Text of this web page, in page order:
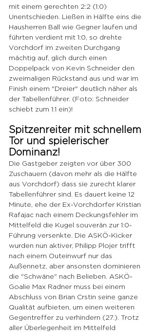
mit einem gerechten 2:2 (1:0)
Unentschieden. Ließen in Hälfte eins die
Hausherren Ball wie Gegner laufen und
führten verdient mit 1:0, so drehte
Vorchdorf im zweiten Durchgang
mächtig auf, glich durch einen
Doppelpack von Kevin Schneider den
zweimaligen Rückstand aus und war im
Finish einem "Dreier" deutlich näher als
der Tabellenführer. (Foto: Schneider
schiebt zum 1:1 ein)!
Spitzenreiter mit schnellem
Tor und spielerischer
Dominanz!
Die Gastgeber zeigten vor über 300
Zuschauern (davon mehr als die Hälfte
aus Vorchdorf) dass sie zurecht klarer
Tabellenführer sind. Es dauert keine 12
Minute, ehe der Ex-Vorchdorfer Kristian
Rafajac nach einem Deckungsfehler im
Mittelfeld die Kugel souverän zur 1:0-
Führung versenkte. Die ASKÖ-Kicker
wurden nun aktiver, Philipp Plojer trifft
nach einem Outeinwurf nur das
Außennetz, aber ansonsten dominieren
die "Schwäne" nach Belieben. ASKÖ-
Goalie Max Radner muss bei einem
Abschluss von Brian Crstin seine ganze
Qualität aufbieten, um einen weiteren
Gegentreffer zu verhindern (27.). Trotz
aller Überlegenheit im Mittelfeld